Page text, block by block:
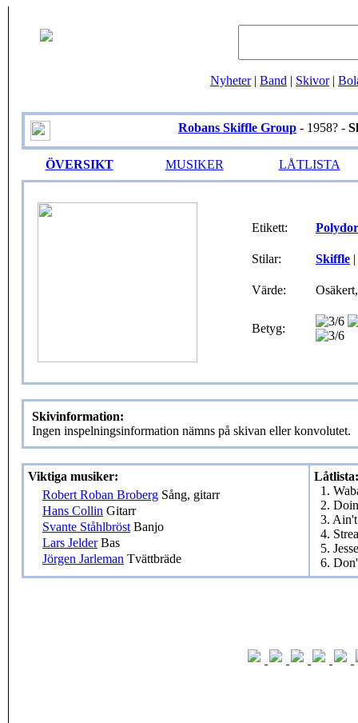
Nyheter| Band | Skivor|
Robans Skiffle Group - 1958? -
ÖVERSIKT MUSIKER LÅTLISTA
Etikett: Polydor
Stilar: Skiffle |
Värde:
Betyg:
Skivinformation:
Ingen inspelningsinformation nämns på skivan eller konvolutet.
Viktiga musiker:
Robert Roban Broberg Sång, gitarr
Hans Collin Gitarr
Svante Ståhlbröst Banjo
Lars Jelder Bas
Jörgen Jarleman Tvättbräde
Låtlista:
1.
2.
3.
4.
5.
6.